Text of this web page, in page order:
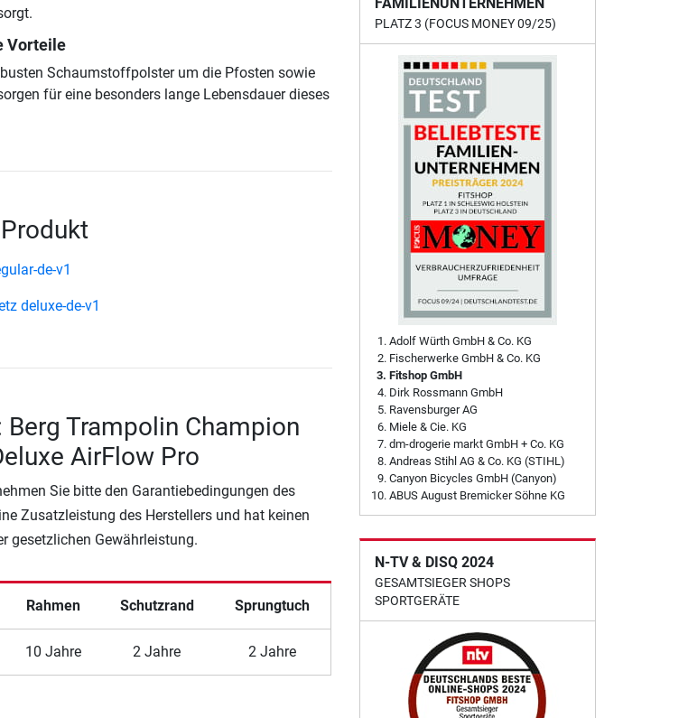
Vorteile
Schaumstoffpolster um die Pfosten sowie
für eine besonders lange Lebensdauer dieses
de-v1
deluxe-de-v1
Trampolin Champion
AirFlow Pro
Sie bitte den Garantiebedingungen des
Zusatzleistung des Herstellers und hat keinen
gesetzlichen Gewährleistung.
Rahmen Schutzrand Sprungtuch
10 Jahre 2 Jahre 2 Jahre
FAMILIENUNTERNEHMEN
PLATZ 3 (FOCUS MONEY 09/25)
Adolf Würth GmbH & Co. KG
Fischerwerke GmbH & Co. KG
Fitshop GmbH
Dirk Rossmann GmbH
Ravensburger AG
Miele & Cie. KG
dm-drogerie markt GmbH + Co. KG
Andreas Stihl AG & Co. KG (STIHL)
Canyon Bicycles GmbH (Canyon)
ABUS August Bremicker Söhne KG
N-TV & DISQ 2024
GESAMTSIEGER SHOPS
SPORTGERÄTE